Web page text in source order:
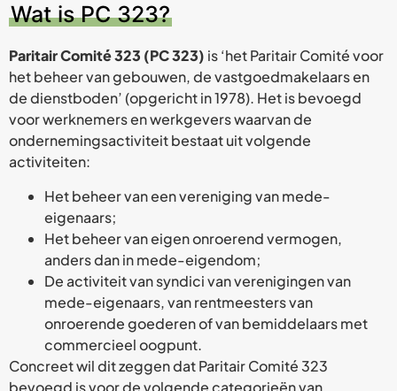
Wat is PC 323?
Paritair Comité 323 (PC 323) is ‘het Paritair Comité voor
het beheer van gebouwen, de vastgoedmakelaars en
de dienstboden’ (opgericht in 1978). Het is bevoegd
voor werknemers en werkgevers waarvan de
ondernemings­activiteit bestaat uit volgende
activiteiten:
Het beheer van een vereniging van mede-
eigenaars;
Het beheer van eigen onroerend vermogen,
anders dan in mede-eigendom;
De activiteit van syndici van verenigingen van
mede-eigenaars, van rentmeesters van
onroerende goederen of van bemiddelaars met
commercieel oogpunt.
Concreet wil dit zeggen dat Paritair Comité 323
bevoegd is voor de volgende categorieën van